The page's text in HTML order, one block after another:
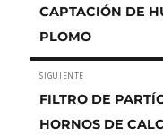
de
entradas
Entrada
anterior:
CAPTACIÓN DE
PLOMO
SIGUIENTE
Entrada
siguiente:
FILTRO DE
HORNOS DE